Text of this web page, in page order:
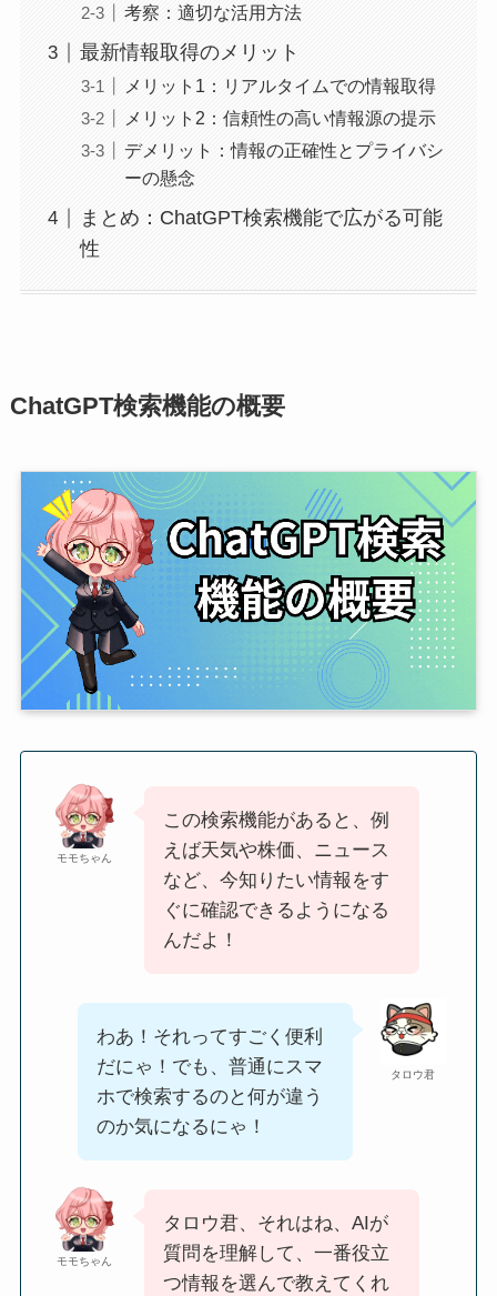
考察：適切な活用方法
最新情報取得のメリット
メリット1：リアルタイムでの情報取得
メリット2：信頼性の高い情報源の提示
デメリット：情報の正確性とプライバシ
ーの懸念
まとめ：ChatGPT検索機能で広がる可能
性
ChatGPT検索機能の概要
モモちゃん
この検索機能があると、例
えば天気や株価、ニュース
など、今知りたい情報をす
ぐに確認できるようになる
んだよ！
タロウ君
わあ！それってすごく便利
だにゃ！でも、普通にスマ
ホで検索するのと何が違う
のか気になるにゃ！
モモちゃん
タロウ君、それはね、AIが
質問を理解して、一番役立
つ情報を選んで教えてくれ